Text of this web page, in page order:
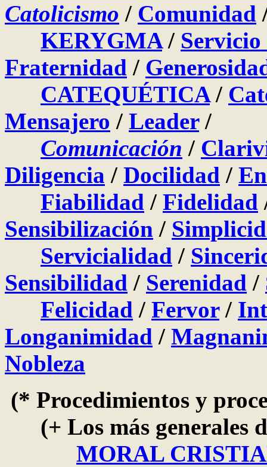
Catolicismo / Comunidad
KERYGMA/
Fraternidad /
CATEQUÉTICA/
Mensajero / Leader/
Comunicación /
Diligencia / Docilidad /
Fiabilidad / Fidelidad
Sensibilización /
Servicialidad /
Sensibilidad / Serenidad /
Felicidad / Fervor/
Longanimidad /
Nobleza
(* Procedimientos y
(+ Los más generales
MORAL